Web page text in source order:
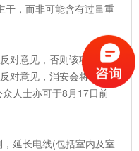
干，而非可能含有过量重
对意见，否则该项直接
对意见，消安会将发出
人士亦可于8月17日前
延长电线(包括室内及室